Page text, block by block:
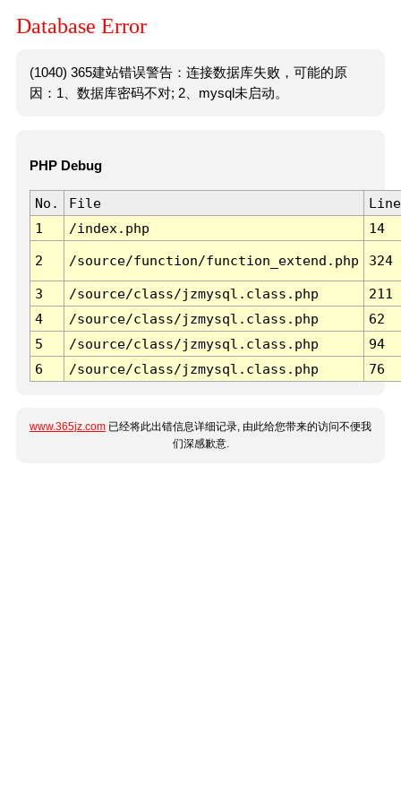
Database Error
(1040) 365建站错误警告：连接数据库失败，可能的原
因：1、数据库密码不对; 2、mysql未启动。
PHP Debug
No. File
Line
1
/index.php 14
2 /source/function/function_extend.php 324
3 /source/class/jzmysql.class.php
211
4
/source/class/jzmysql.class.php
62
5
/source/class/jzmysql.class.php
94
6
/source/class/jzmysql.class.php 76
www.365jz.com 已经将此出错信息详细记录, 由此给您带来的访问不便我
们深感歉意.